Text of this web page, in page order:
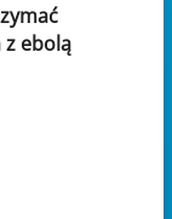
z ebolą